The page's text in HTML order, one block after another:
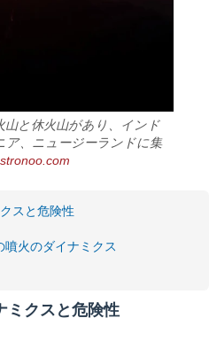
と休火山があり、インド
ア、ニュージーランドに集
スと危険性
火のダイナミクス
ミクスと危険性